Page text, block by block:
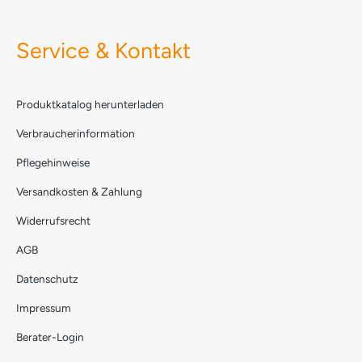
Service & Kontakt
Produktkatalog herunterladen
Verbraucherinformation
Pflegehinweise
Versandkosten & Zahlung
Widerrufsrecht
AGB
Datenschutz
Impressum
Berater-Login